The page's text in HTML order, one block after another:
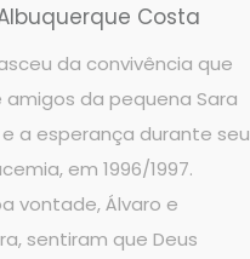
Costa
da convivência que
amigos da pequena Sara
a esperança durante seu
em 1996/1997.
vontade, Álvaro e
sentiram que Deus